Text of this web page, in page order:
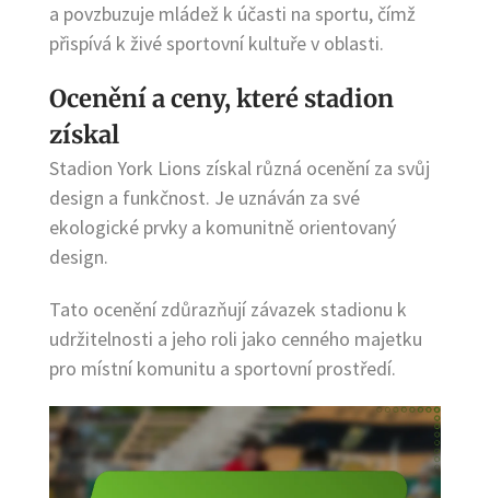
a povzbuzuje mládež k účasti na sportu, čímž
přispívá k živé sportovní kultuře v oblasti.
Ocenění a ceny, které stadion
získal
Stadion York Lions získal různá ocenění za svůj
design a funkčnost. Je uznáván za své
ekologické prvky a komunitně orientovaný
design.
Tato ocenění zdůrazňují závazek stadionu k
udržitelnosti a jeho roli jako cenného majetku
pro místní komunitu a sportovní prostředí.